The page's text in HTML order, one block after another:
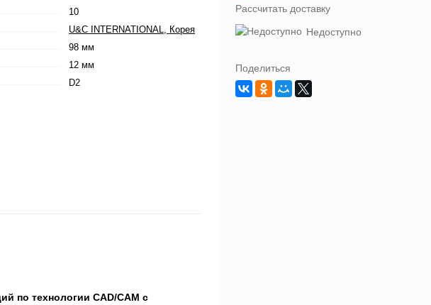
10
U&C INTERNATIONAL, Корея
98 мм
12 мм
D2
по технологии CAD/CAM с
Рассчитать доставку
Недоступно
Поделиться